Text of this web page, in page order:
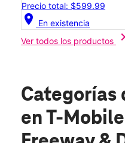
Precio total: $599.99
location_on En existencia
Ver todos los productos
chevron_right
Categorías
en T-